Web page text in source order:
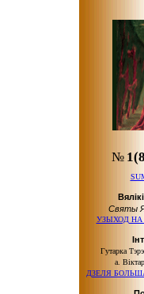
№
Святы
УЗЫХОД НА
Гутарка
а.
ДЗЕЛЯ